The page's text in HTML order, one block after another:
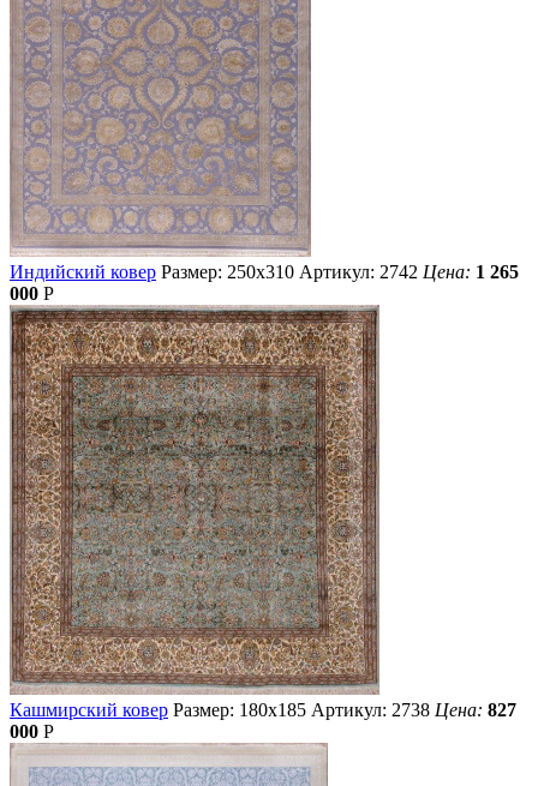
Индийский ковер Размер: 250х310 Артикул: 2742 Цена: 1 265
000 Р
Кашмирский ковер Размер: 180х185 Артикул: 2738 Цена: 827
000 Р